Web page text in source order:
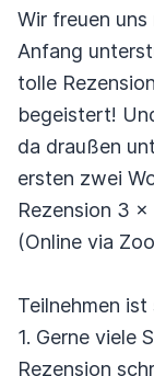
Wir freuen
Anfang
tolle
begeistert!
da draußen
ersten zwei
Rezension 3
(Online via
Teilnehmen
1. Gerne viele
Rezension